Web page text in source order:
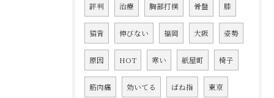
評判 治療 胸部打撲 骨盤 膝
猫背 伸びない 福岡 大阪 姿勢
原因 HOT 寒い 紙屋町 椅子
筋肉痛 効いてる ばね指 東京